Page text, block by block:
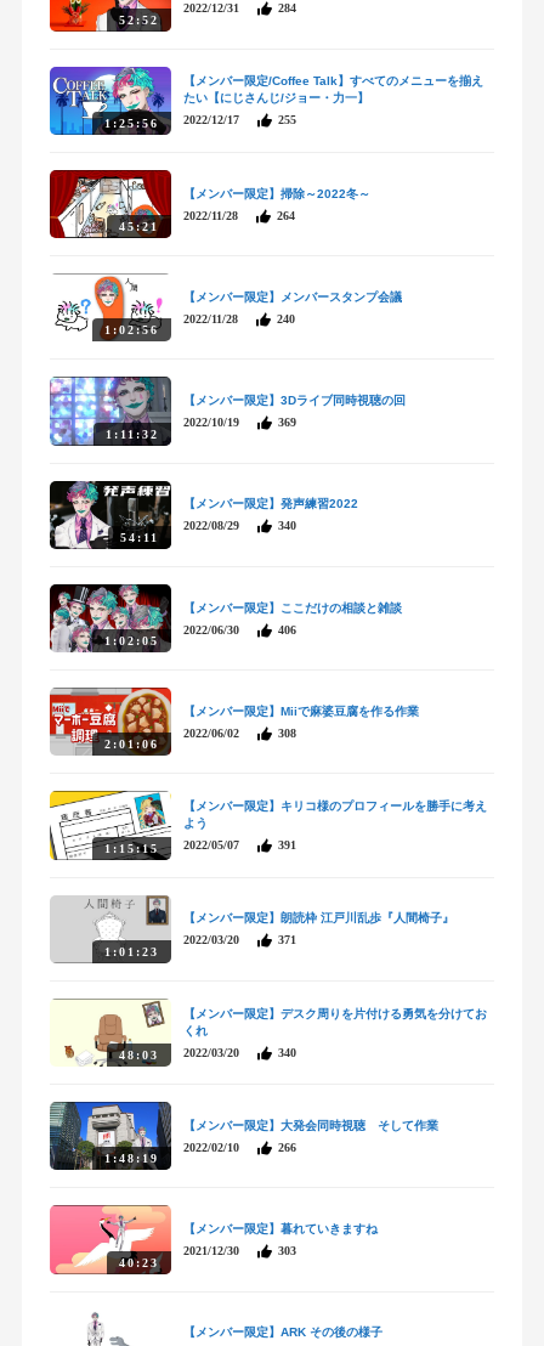
52:52
2022/12/31
284
1:25:56
【メンバー限定/Coffee Talk】すべてのメニューを揃え
たい【にじさんじ/ジョー・力一】
2022/12/17
255
45:21
【メンバー限定】掃除～2022冬～
2022/11/28
264
1:02:56
【メンバー限定】メンバースタンプ会議
2022/11/28
240
1:11:32
【メンバー限定】3Dライブ同時視聴の回
2022/10/19
369
54:11
【メンバー限定】発声練習2022
2022/08/29
340
1:02:05
【メンバー限定】ここだけの相談と雑談
2022/06/30
406
2:01:06
【メンバー限定】Miiで麻婆豆腐を作る作業
2022/06/02
308
1:15:15
【メンバー限定】キリコ様のプロフィールを勝手に考え
よう
2022/05/07
391
1:01:23
【メンバー限定】朗読枠 江戸川乱歩『人間椅子』
2022/03/20
371
48:03
【メンバー限定】デスク周りを片付ける勇気を分けてお
くれ
2022/03/20
340
1:48:19
【メンバー限定】大発会同時視聴 そして作業
2022/02/10
266
40:23
【メンバー限定】暮れていきますね
2021/12/30
303
【メンバー限定】ARK その後の様子